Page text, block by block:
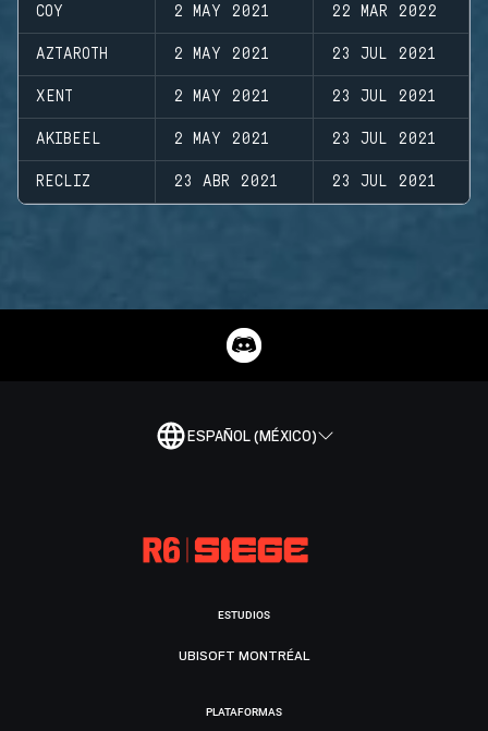
COY 2 MAY 2021 22 MAR 2022
AZTAROTH 2 MAY 2021 23 JUL 2021
XENT 2 MAY 2021 23 JUL 2021
AKIBEEL 2 MAY 2021 23 JUL 2021
RECLIZ 23 ABR 2021 23 JUL 2021
ESPAÑOL (MÉXICO)
ESTUDIOS
UBISOFT MONTRÉAL
PLATAFORMAS